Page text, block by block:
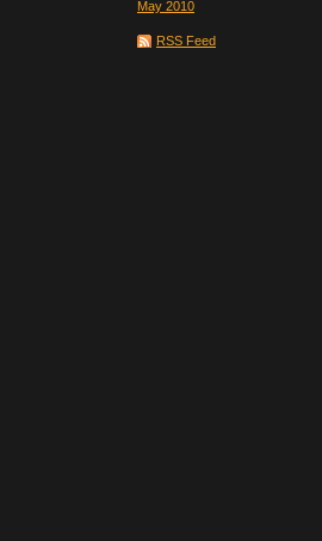
May 2010
RSS Feed